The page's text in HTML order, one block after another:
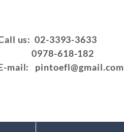
us: 02-3393-3633
618-182
mail: pintoefl@gmail.com